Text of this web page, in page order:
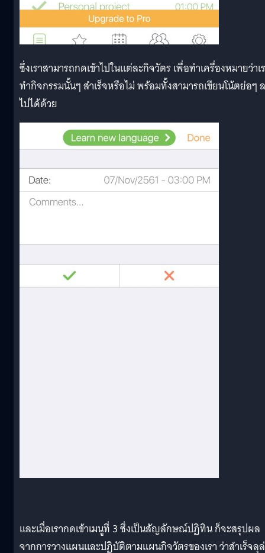
ซึ่งเราสามารถกดเข้าไปในแต่ละกิจวัตร เพื่อทำเครื่องหมายว่าเ
ทำกิจกรรมนั้นๆ สำเร็จหรือไม่ พร้อมทั้งสามารถเขียนโน้ตย่อๆ
ไปได้ด้วย
และเมื่อเรากดเข้าเมนูที่ 3 ซึ่งเป็นสัญลักษณ์ปฏิทิน ก็จะสรุปผล
จากการวางแผนและปฏิบัติตามแผนกิจวัตรของเรา ว่าสำเร็จลุ